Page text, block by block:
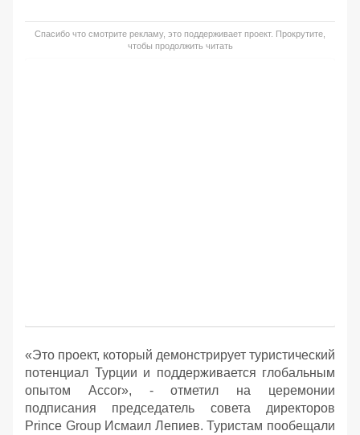
Спасибо что смотрите рекламу, это поддерживает проект. Прокрутите,
чтобы продолжить читать
«Это проект, который демонстрирует туристический
потенциал Турции и поддерживается глобальным
опытом Accor», - отметил на церемонии
подписания председатель совета директоров
Prince Group Исмаил Лепиев. Туристам пообещали